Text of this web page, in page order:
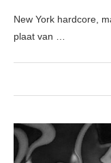
New York hardcore,
plaat van …